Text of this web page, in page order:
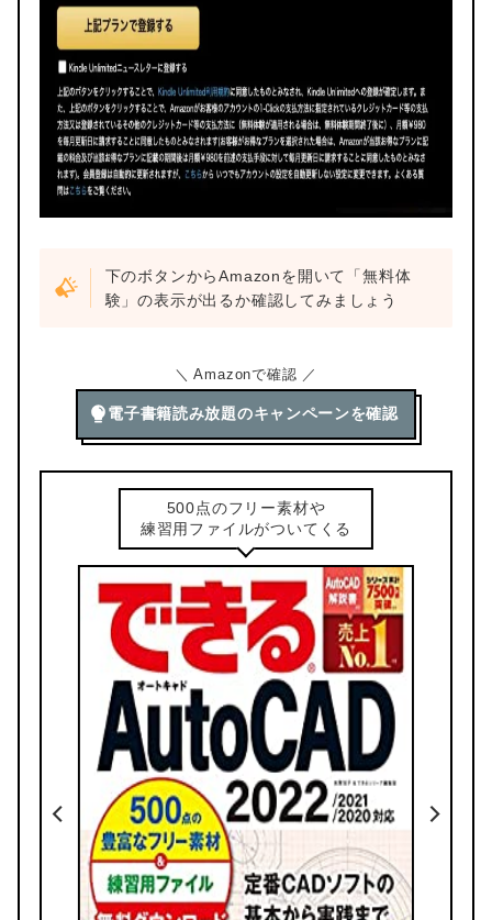
下のボタンからAmazonを開いて「無料体
験」の表示が出るか確認してみましょう
＼ Amazonで確認 ／
電子書籍読み放題のキャンペーンを確認
使い方を短期でマスター